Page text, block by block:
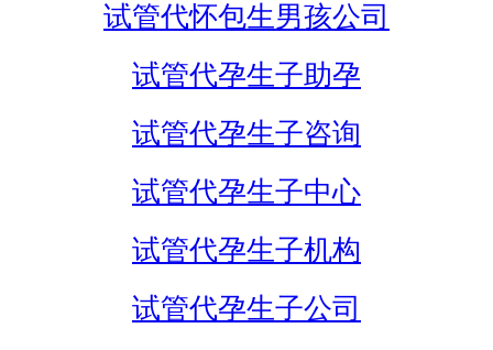
试管代怀包生男孩公司
试管代孕生子助孕
试管代孕生子咨询
试管代孕生子中心
试管代孕生子机构
试管代孕生子公司